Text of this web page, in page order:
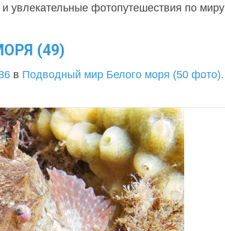
увлекательные фотопутешествия по миру
(49)
в Подводный мир Белого моря (50 фото).